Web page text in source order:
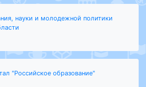
науки и молодежной политики
"Российское образование"